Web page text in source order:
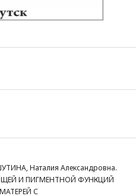
Наталия Александровна.
И ПИГМЕНТНОЙ ФУНКЦИЙ
С